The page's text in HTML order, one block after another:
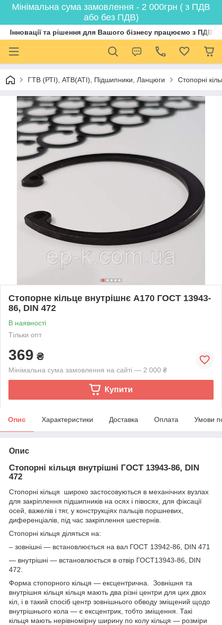
Мінімальна сума замовлення - 2 000грн ( з ПДВ
або без ПДВ)
Інновації та рішення для Вашого бізнесу працюємо з ПДВ
ГТВ (РТI), АТВ(АТI), Пiдшипники, Ланцюги Стопорні
Стопорне кільце внутрішнє А170 ГОСТ 13943-
86, DIN 472
В наявності
Тільки опт
369 ₴
Мінімальна сума замовлення на сайті — 2 000 ₴
Купити
Опис Характеристики Доставка Оплата Умови
Опис
Стопорні кільця внутрішні ГОСТ 13943-86, DIN
472
Стопорні кільця широко застосовуються в механічних вузлах
для закріплення підшипників на осях і півосях, для фіксації
осей, важелів і тяг, у конструкціях пальців поршневих,
диференціалів, під час закріплення шестернів.
Стопорні кільця діляться на:
– зовнішні — встановлюється на вал ГОСТ 13942-86, DIN 471
— внутрішні — встановлюється в отвір ГОСТ13943-86, DIN
472.
Форма стопорного кільця — ексцентрична. Зовнішня та
внутрішня кільця кільця мають два різні центри для цих двох
кіл, і в такий спосіб центр зовнішнього обводу зміщений щодо
внутрішнього кола — є ексцентрик, тобто зміщення. Такі
кільця мають нерівномірну ширину по колу кільця — розміри